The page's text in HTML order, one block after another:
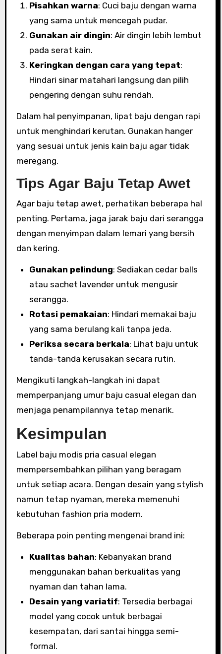
Pisahkan warna: Cuci baju dengan warna
yang sama untuk mencegah pudar.
Gunakan air dingin: Air dingin lebih lembut
pada serat kain.
Keringkan dengan cara yang tepat:
Hindari sinar matahari langsung dan pilih
pengering dengan suhu rendah.
Dalam hal penyimpanan, lipat baju dengan rapi
untuk menghindari kerutan. Gunakan hanger
yang sesuai untuk jenis kain baju agar tidak
meregang.
Tips Agar Baju Tetap Awet
Agar baju tetap awet, perhatikan beberapa hal
penting. Pertama, jaga jarak baju dari serangga
dengan menyimpan dalam lemari yang bersih
dan kering.
Gunakan pelindung: Sediakan cedar balls
atau sachet lavender untuk mengusir
serangga.
Rotasi pemakaian: Hindari memakai baju
yang sama berulang kali tanpa jeda.
Periksa secara berkala: Lihat baju untuk
tanda-tanda kerusakan secara rutin.
Mengikuti langkah-langkah ini dapat
memperpanjang umur baju casual elegan dan
menjaga penampilannya tetap menarik.
Kesimpulan
Label baju modis pria casual elegan
mempersembahkan pilihan yang beragam
untuk setiap acara. Dengan desain yang stylish
namun tetap nyaman, mereka memenuhi
kebutuhan fashion pria modern.
Beberapa poin penting mengenai brand ini:
Kualitas bahan: Kebanyakan brand
menggunakan bahan berkualitas yang
nyaman dan tahan lama.
Desain yang variatif: Tersedia berbagai
model yang cocok untuk berbagai
kesempatan, dari santai hingga semi-
formal.